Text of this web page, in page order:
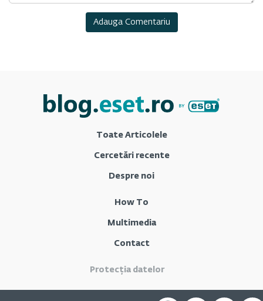
Toate Articolele
Cercetări recente
Despre noi
How To
Multimedia
Contact
Protecția datelor